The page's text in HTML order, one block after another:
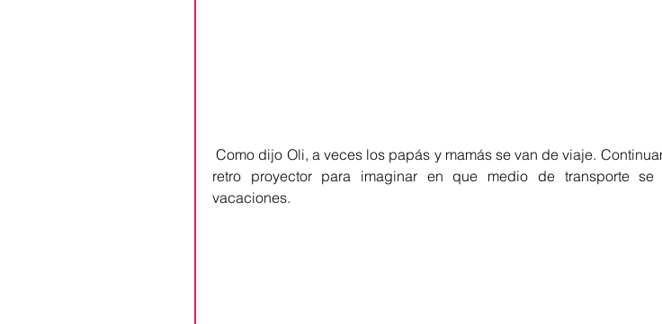
Como dijo Oli, a veces los papás y mamás se van de viaje. Continuamos explorando el
retro proyector para imaginar en que medio de transporte
vacaciones.